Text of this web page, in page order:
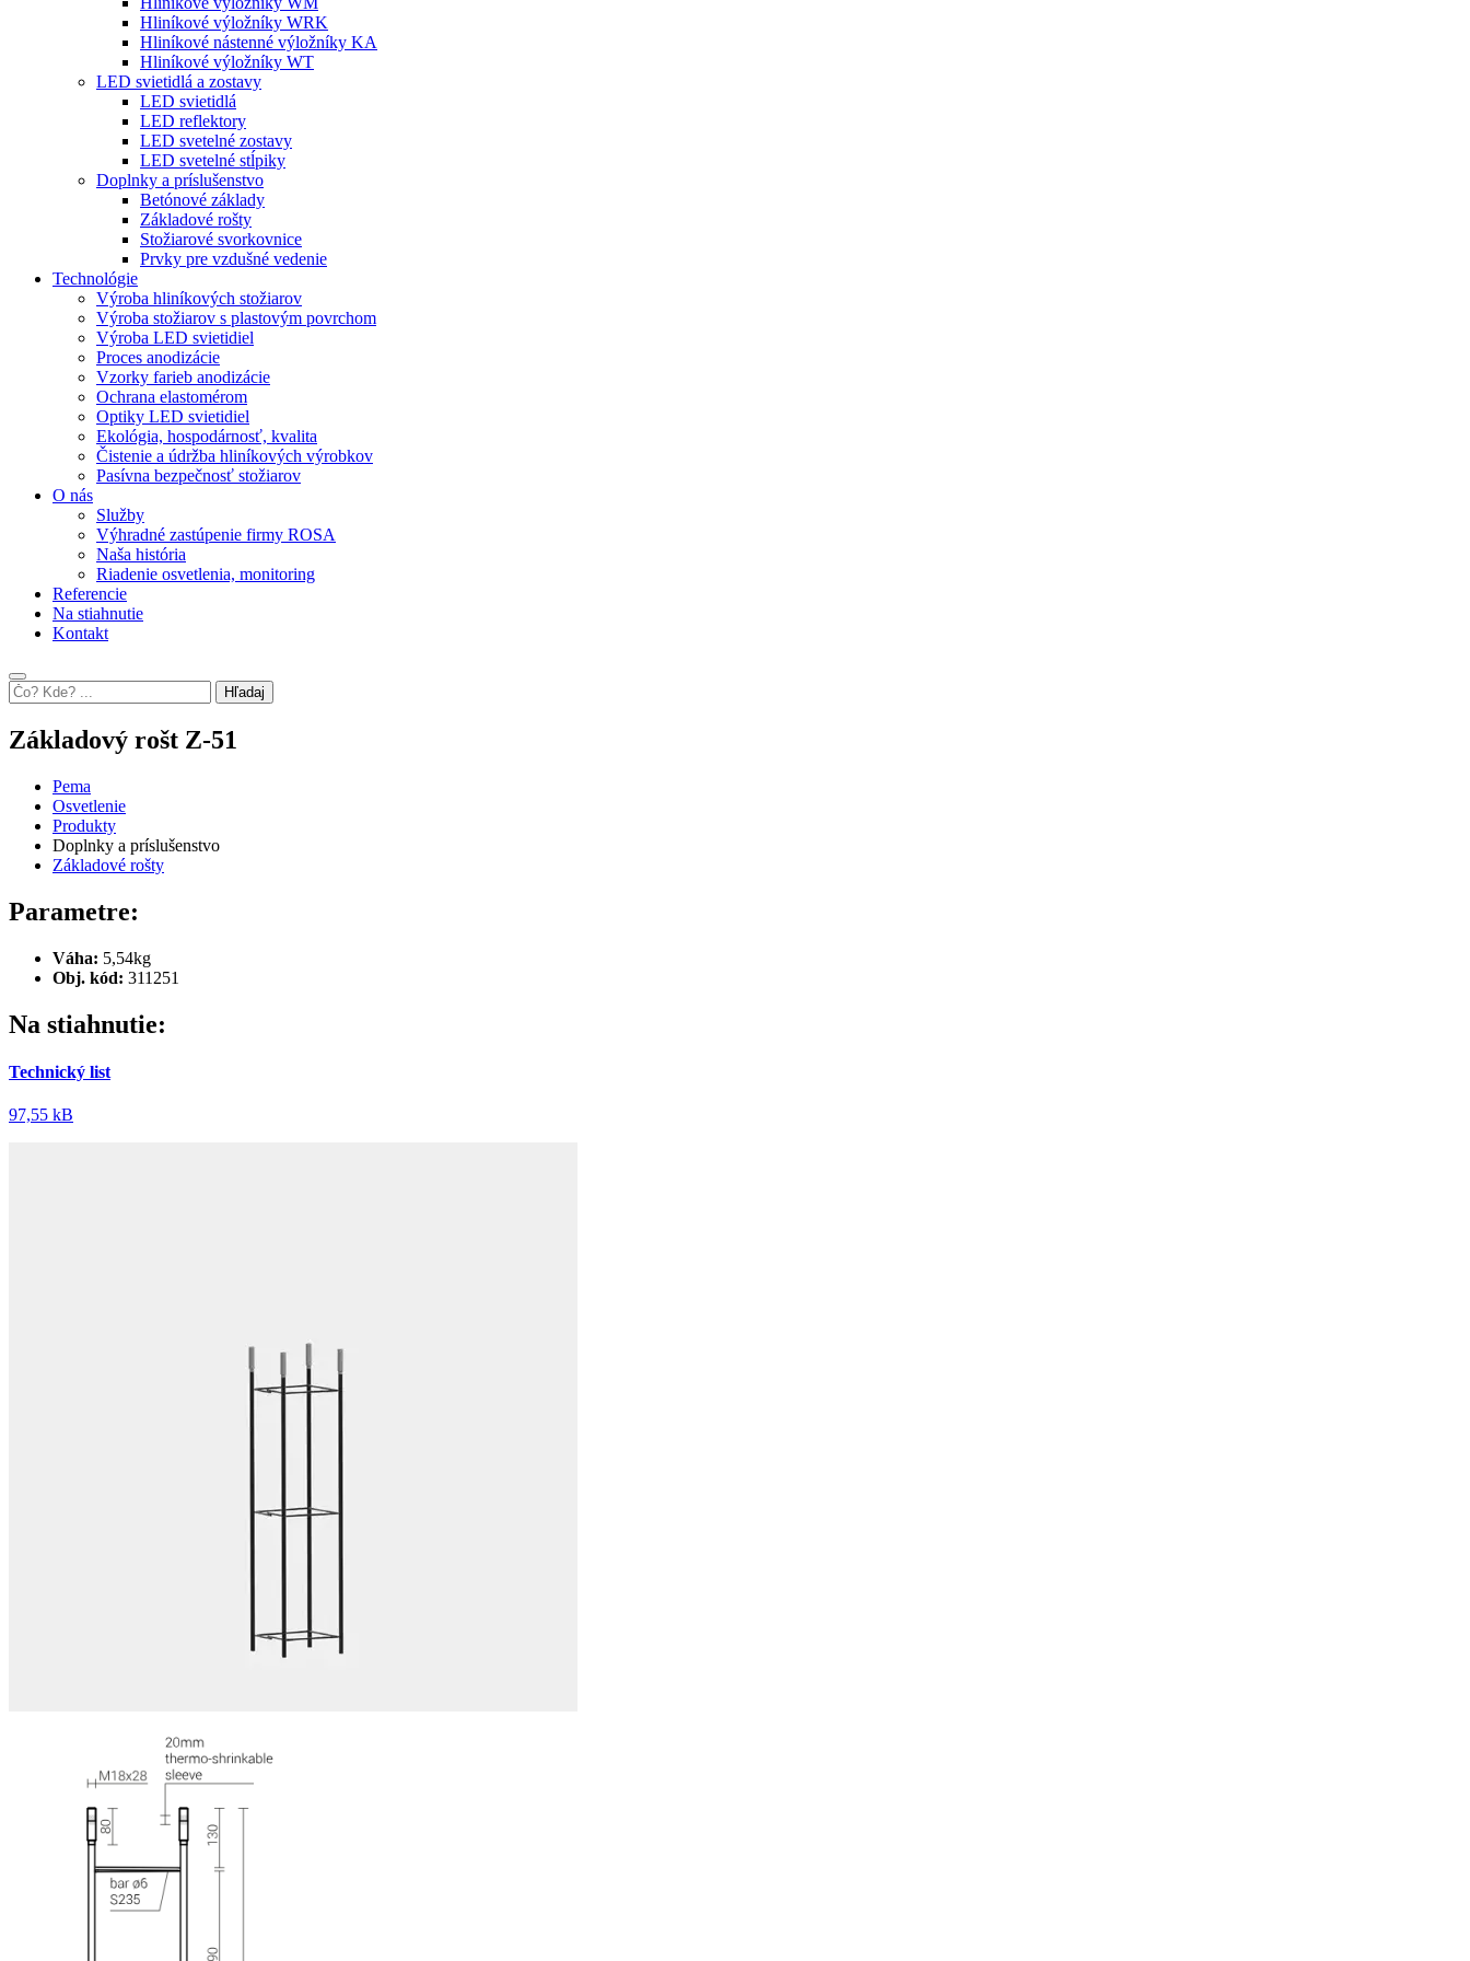
Hliníkové výložníky WRK
Hliníkové nástenné výložníky KA
Hliníkové výložníky WT
LED svietidlá a zostavy
LED svietidlá
LED reflektory
LED svetelné zostavy
LED svetelné stĺpiky
Doplnky a príslušenstvo
Betónové základy
Základové rošty
Stožiarové svorkovnice
Prvky pre vzdušné vedenie
Technológie
Výroba hliníkových stožiarov
Výroba stožiarov s plastovým povrchom
Výroba LED svietidiel
Proces anodizácie
Vzorky farieb anodizácie
Ochrana elastomérom
Optiky LED svietidiel
Ekológia, hospodárnosť, kvalita
Čistenie a údržba hliníkových výrobkov
Pasívna bezpečnosť stožiarov
O nás
Služby
Výhradné zastúpenie firmy ROSA
Naša história
Riadenie osvetlenia, monitoring
Referencie
Na stiahnutie
Kontakt
Hľadaj
Základový rošt Z-51
Pema
Osvetlenie
Produkty
Doplnky a príslušenstvo
Základové rošty
Parametre:
Váha: 5,54kg
Obj. kód: 311251
Na stiahnutie:
Technický list
97,55 kB